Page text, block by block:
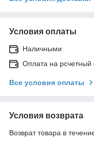
Условия оплаты
Наличными
Оплата на рсчетный
Все условия оплаты
Условия возврата
Возврат товара в